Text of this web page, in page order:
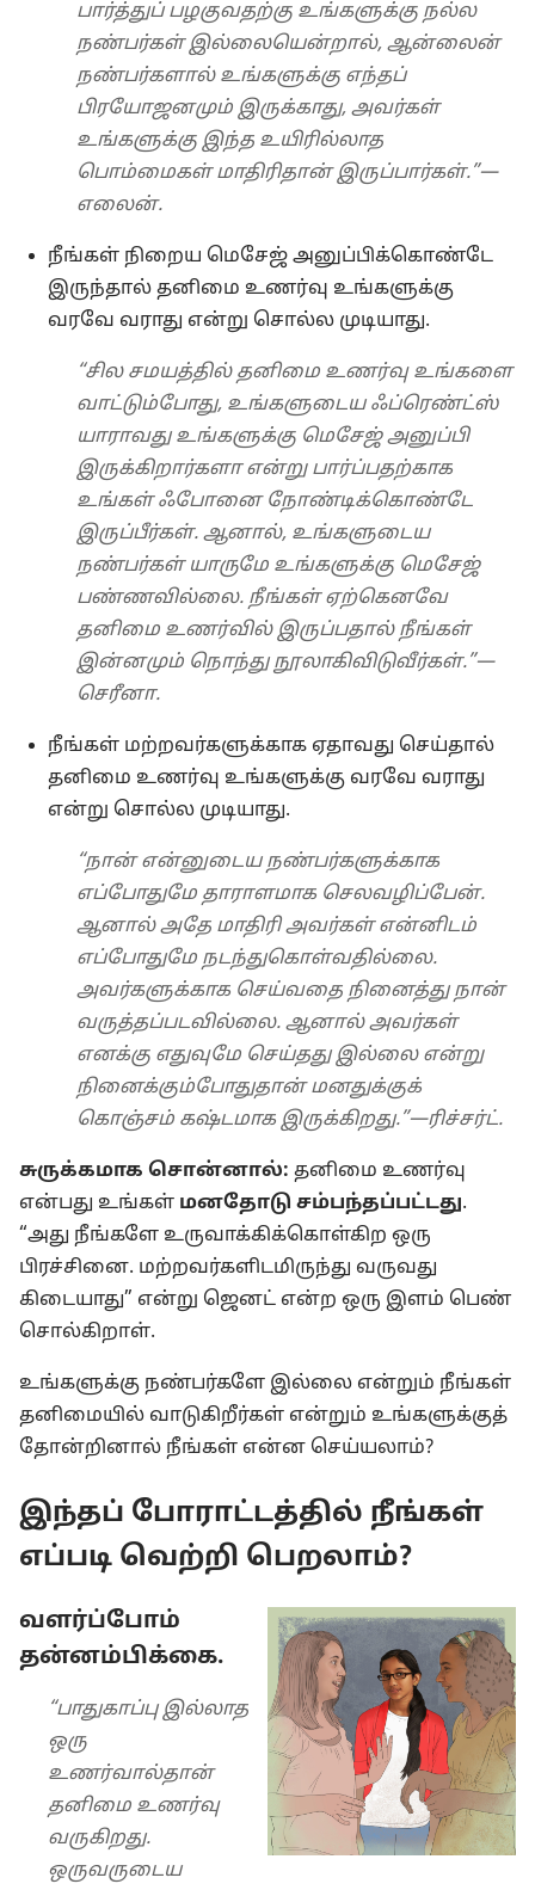
பார்த்துப் பழகுவதற்கு உங்களுக்கு நல்ல
நண்பர்கள் இல்லையென்றால், ஆன்லைன்
நண்பர்களால் உங்களுக்கு எந்தப்
பிரயோஜனமும் இருக்காது, அவர்கள்
உங்களுக்கு இந்த உயிரில்லாத
பொம்மைகள் மாதிரிதான் இருப்பார்கள்.”—
எலைன்.
நீங்கள் நிறைய மெசேஜ் அனுப்பிக்கொண்டே
இருந்தால் தனிமை உணர்வு உங்களுக்கு
வரவே வராது என்று சொல்ல முடியாது.
“சில சமயத்தில் தனிமை உணர்வு உங்களை
வாட்டும்போது, உங்களுடைய ஃப்ரெண்ட்ஸ்
யாராவது உங்களுக்கு மெசேஜ் அனுப்பி
இருக்கிறார்களா என்று பார்ப்பதற்காக
உங்கள் ஃபோனை நோண்டிக்கொண்டே
இருப்பீர்கள். ஆனால், உங்களுடைய
நண்பர்கள் யாருமே உங்களுக்கு மெசேஜ்
பண்ணவில்லை. நீங்கள் ஏற்கெனவே
தனிமை உணர்வில் இருப்பதால் நீங்கள்
இன்னமும் நொந்து நூலாகிவிடுவீர்கள்.”—
செரீனா.
நீங்கள் மற்றவர்களுக்காக ஏதாவது செய்தால்
தனிமை உணர்வு உங்களுக்கு வரவே வராது
என்று சொல்ல முடியாது.
“நான் என்னுடைய நண்பர்களுக்காக
எப்போதுமே தாராளமாக செலவழிப்பேன்.
ஆனால் அதே மாதிரி அவர்கள் என்னிடம்
எப்போதுமே நடந்துகொள்வதில்லை.
அவர்களுக்காக செய்வதை நினைத்து நான்
வருத்தப்படவில்லை. ஆனால் அவர்கள்
எனக்கு எதுவுமே செய்தது இல்லை என்று
நினைக்கும்போதுதான் மனதுக்குக்
கொஞ்சம் கஷ்டமாக இருக்கிறது.”—ரிச்சர்ட்.
சுருக்கமாக சொன்னால்: தனிமை உணர்வு
என்பது உங்கள் மனதோடு சம்பந்தப்பட்டது.
“அது நீங்களே உருவாக்கிக்கொள்கிற ஒரு
பிரச்சினை. மற்றவர்களிடமிருந்து வருவது
கிடையாது” என்று ஜெனட் என்ற ஒரு இளம் பெண்
சொல்கிறாள்.
உங்களுக்கு நண்பர்களே இல்லை என்றும் நீங்கள்
தனிமையில் வாடுகிறீர்கள் என்றும் உங்களுக்குத்
தோன்றினால் நீங்கள் என்ன செய்யலாம்?
இந்தப் போராட்டத்தில் நீங்கள்
எப்படி வெற்றி பெறலாம்?
வளர்ப்போம்
தன்னம்பிக்கை.
“பாதுகாப்பு இல்லாத
ஒரு
உணர்வால்தான்
தனிமை உணர்வு
வருகிறது.
ஒருவருடைய